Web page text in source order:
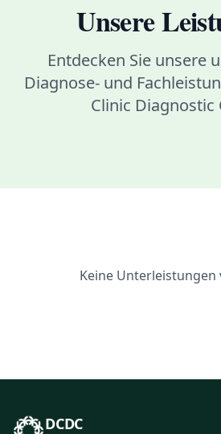
Unsere
Entdecken Sie unsere
Diagnose- und
Clinic Diagnostic
Keine
DCDC